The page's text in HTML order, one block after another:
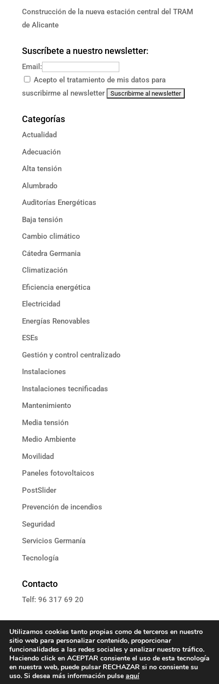
Construcción de la nueva estación central del TRAM
de Alicante
Suscríbete a nuestro newsletter:
Email:
Acepto el tratamiento de mis datos para
suscribirme al newsletter
Categorías
Actualidad
Adecuación
Alta tensión
Alumbrado
Auditorías Energéticas
Baja tensión
Cambio climático
Cátedra Germania
Climatización
Eficiencia energética
Electricidad
Energías Renovables
ESEs
Gestión y control centralizado
Instalaciones
Instalaciones tecnificadas
Mantenimiento
Media tensión
Medio Ambiente
Movilidad
Paneles fotovoltaicos
PostSlider
Prevención de incendios
Seguridad
Servicios Germanía
Tecnología
Contacto
Telf: 96 317 69 20
E: informacion@grupoassista.com
Política de cookies
Utilizamos cookies tanto propias como de terceros en nuestro
sitio web para personalizar contenido, proporcionar
funcionalidades a las redes sociales y analizar nuestro tráfico.
Haciendo click en ACEPTAR consiente el uso de esta tecnología
en nuestra web, puede pulsar RECHAZAR si no consiente su
uso. Si desea más información pulse aquí